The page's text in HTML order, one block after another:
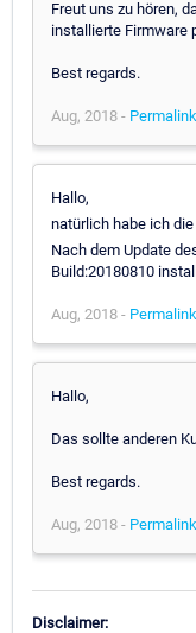
Freut uns zu hören,
installierte Firmware
Best regards.
Aug, 2018 - Permalink
Hallo,
natürlich habe ich
Nach dem Update
Build:20180810
Aug, 2018 - Permalink
Hallo,
Das sollte anderen
Best regards.
Aug, 2018 - Permalink
Disclaimer: